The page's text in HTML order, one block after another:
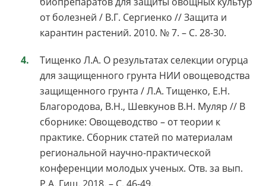
от болезней / В.Г. Сергиенко // Защита и
карантин растений. 2010. № 7. – С. 28-30.
Тищенко Л.А. О результатах селекции огурца
для защищенного грунта НИИ овощеводства
защищенного грунта / Л.А. Тищенко, Е.Н.
Благородова, В.Н., Шевкунов В.Н. Муляр // В
сборнике: Овощеводство – от теории к
практике. Сборник статей по материалам
региональной научно-практической
конференции молодых ученых. Отв. за вып.